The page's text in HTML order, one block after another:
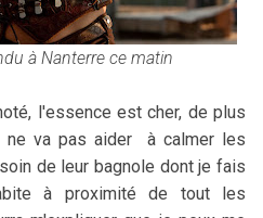
à Nanterre ce matin
l'essence est cher, de plus
ne va pas aider à calmer les
de leur bagnole dont je fais
à proximité de tout les